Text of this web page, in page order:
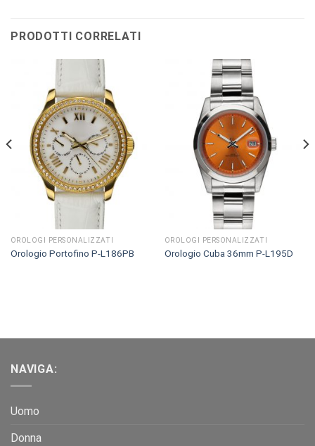
PRODOTTI CORRELATI
OROLOGI PERSONALIZZATI
Orologio Portofino P-L186PB
OROLOGI PERSONALIZZATI
Orologio Cuba 36mm P-L195D
NAVIGA:
Uomo
Donna